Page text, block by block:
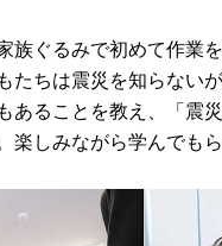
ぐるみで初めて作業
たちは震災を知らない
あることを教え、「震
楽しみながら学んでも